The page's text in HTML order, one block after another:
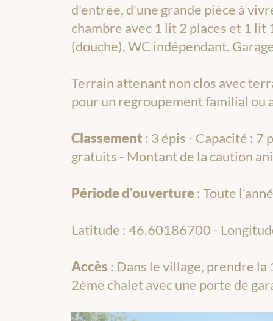
d'entrée, d'une grande pièce à
chambre avec 1 lit 2 places et 1 lit
(douche), WC indépendant.
Terrain attenant non clos avec
pour un regroupement familial ou
Classement: 3 épis - Capacité : 7
gratuits - Montant de la caution
Période d'ouverture: Toute
Latitude : 46.60186700 -
Accès : Dans le village, prendre
2ème chalet avec une porte de